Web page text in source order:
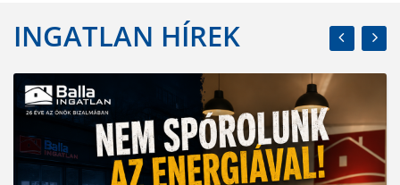
INGATLAN HÍREK